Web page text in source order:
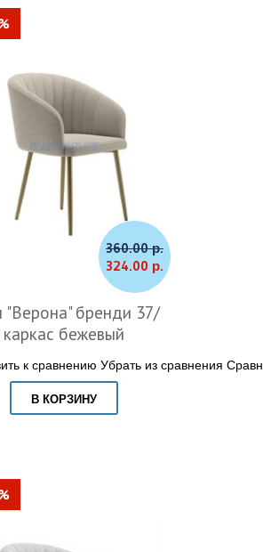
360.00 р.
324.00 р.
"Верона" бренди 37/
каркас бежевый
к сравнению Убрать из сравнения
В КОРЗИНУ